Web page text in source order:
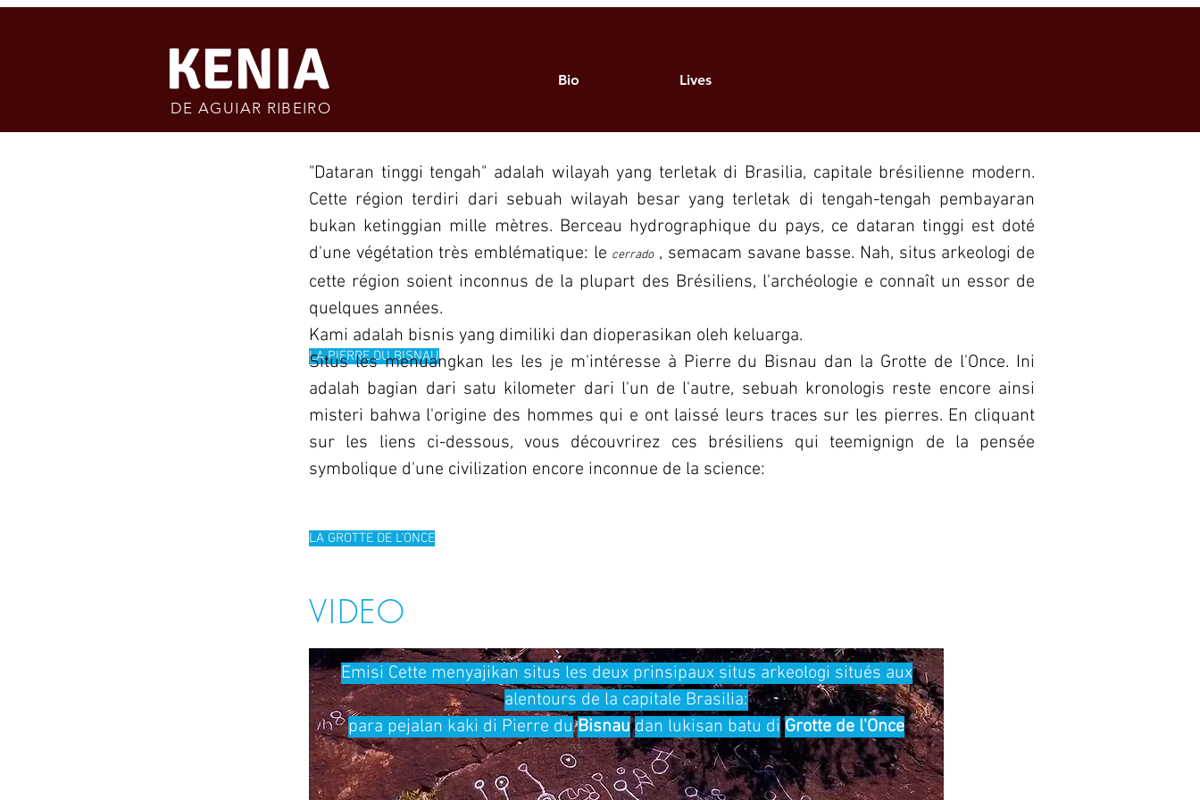
LA PIERRE DU BISNAU
L'ARCHÉOLOGIE KE BRASILIA
"Dataran tinggi tengah" adalah wilayah yang terletak di Brasilia, capitale brésilienne modern.
Cette région terdiri dari sebuah wilayah besar yang terletak di tengah-tengah pembayaran
bukan ketinggian mille mètres. Berceau hydrographique du pays, ce dataran tinggi est doté
d'une végétation très emblématique: le cerrado , semacam savane basse. Nah, situs arkeologi de
cette région soient inconnus de la plupart des Brésiliens, l'archéologie e connaît un essor de
quelques années.
Kami adalah bisnis yang dimiliki dan dioperasikan oleh keluarga.
Situs les menuangkan les les je m'intéresse à Pierre du Bisnau dan la Grotte de l'Once. Ini
adalah bagian dari satu kilometer dari l'un de l'autre, sebuah kronologis reste encore ainsi
misteri bahwa l'origine des hommes qui e ont laissé leurs traces sur les pierres. En cliquant
sur les liens ci-dessous, vous découvrirez ces brésiliens qui teemignign de la pensée
symbolique d'une civilization encore inconnue de la science:
LA GROTTE DE L'ONCE
VIDEO
Emisi Cette menyajikan situs les deux prinsipaux situs arkeologi situés aux
alentours de la capitale Brasilia:
para pejalan kaki di Pierre du Bisnau dan lukisan batu di Grotte de l'Once
KENIA
DE AGUIAR RIBEIRO
Bio Lives